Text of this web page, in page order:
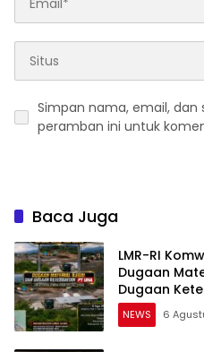
Simpan nama, email, dan
peramban ini untuk
Baca Juga
LMR-RI
Dugaan
Dugaan
Diselidiki
NEWS 6